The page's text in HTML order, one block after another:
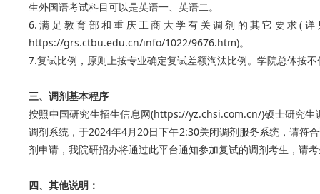
生外国语考试科目可以是英语一、英语二。
6.满足教育部和重庆工商大学有关调剂的其它要求(
https://grs.ctbu.edu.cn/info/1022/9676.htm)。
7.复试比例，原则上按专业确定复试差额淘汰比例。学院总体按
三、调剂基本程序
按照中国研究生招生信息网(https://yz.chsi.com.cn/)硕士研究
调剂系统，于2024年4月20日下午2:30关闭调剂服务系统，请符
剂申请，我院研招办将通过此平台通知参加复试的调剂考生，请
四、其他说明：